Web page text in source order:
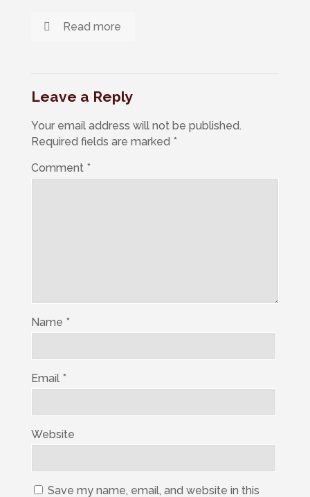
Read more
Leave a Reply
Your email address will not be published.
Required fields are marked *
Comment *
Name *
Email *
Website
Save my name, email, and website in this